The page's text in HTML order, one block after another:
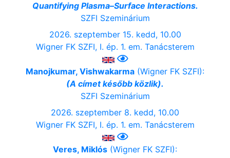
Quantifying Plasma–Surface Interactions.
SZFI Szeminárium
2026. szeptember 15. kedd, 10.00
Wigner FK SZFI, I. ép. 1. em. Tanácsterem
Manojkumar, Vishwakarma (Wigner FK SZFI):
(A címet később közlik).
SZFI Szeminárium
2026. szeptember 8. kedd, 10.00
Wigner FK SZFI, I. ép. 1. em. Tanácsterem
Veres, Miklós (Wigner FK SZFI):